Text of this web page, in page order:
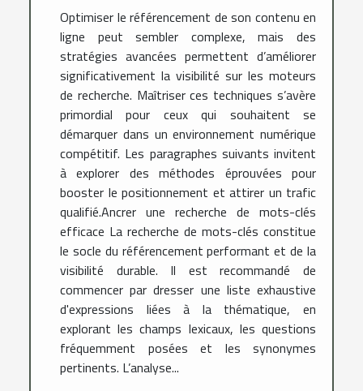
Optimiser le référencement de son contenu en
ligne peut sembler complexe, mais des
stratégies avancées permettent d’améliorer
significativement la visibilité sur les moteurs
de recherche. Maîtriser ces techniques s’avère
primordial pour ceux qui souhaitent se
démarquer dans un environnement numérique
compétitif. Les paragraphes suivants invitent
à explorer des méthodes éprouvées pour
booster le positionnement et attirer un trafic
qualifié.Ancrer une recherche de mots-clés
efficace La recherche de mots-clés constitue
le socle du référencement performant et de la
visibilité durable. Il est recommandé de
commencer par dresser une liste exhaustive
d'expressions liées à la thématique, en
explorant les champs lexicaux, les questions
fréquemment posées et les synonymes
pertinents. L’analyse...